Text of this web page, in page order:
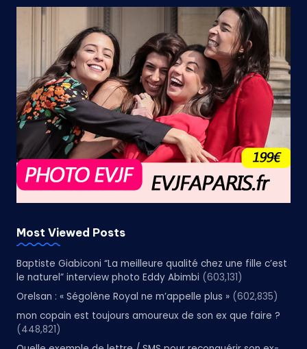
Most Viewed Posts
Baptiste Giabiconi “La meilleure qualité chez une fille c’est
le naturel” interview photo Eddy Abimbi (603,131)
Orelsan : « Ségolène Royal ne m’appelle plus » (602,835)
mon copain est toujours amoureux de son ex que faire ?
(448,821)